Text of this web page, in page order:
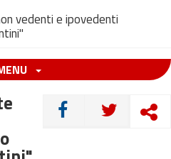
vedenti e ipovedenti
CONDIVIDI